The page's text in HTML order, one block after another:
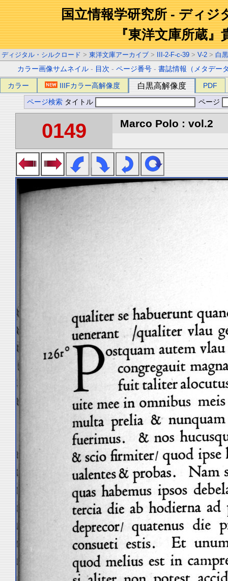
国立情報学研究所 - ディジ
『東洋文庫所蔵』
ディジタル・シルクロード > 東洋文庫アーカイブ > III-2-F-c-39 > V-2 > 白
カラー画像サムネイル - 目次 -ページ番号 -書誌情報（メタデー
カラー IIIFカラー高解像度 白黒高解像度 PDF
ページ検索 タイトル ページ
0149 Marco Polo : vol.2